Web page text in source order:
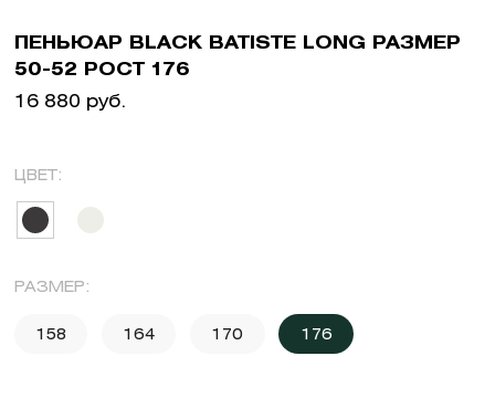
ПЕНЬЮАР BLACK BATISTE LONG РАЗМЕР
50-52 РОСТ 176
16 880 руб.
ЦВЕТ:
РАЗМЕР:
158 164 170 176